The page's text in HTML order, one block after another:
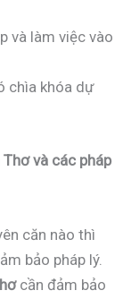
và làm việc vào
chìa khóa dự
và các pháp
căn nào thì
bảo pháp lý.
cần đảm bảo